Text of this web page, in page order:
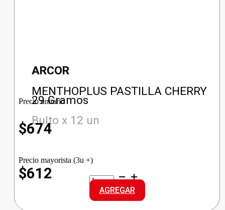
ARCOR
MENTHOPLUS PASTILLA CHERRY
29 Gramos
Bulto x 12 un
Precio unitario
$674
Precio mayorista (3u +)
$612
MENTHOPLUS
PASTILLA
CHERRY
cantidad
AGREGAR